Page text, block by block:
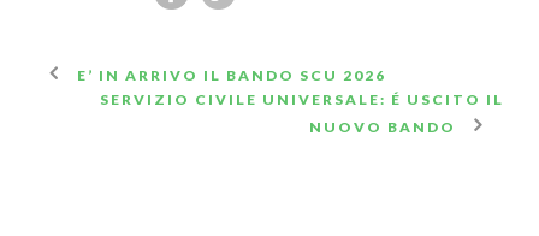
E’ IN ARRIVO IL BANDO SCU 2026
SERVIZIO CIVILE UNIVERSALE: É USCITO IL
NUOVO BANDO